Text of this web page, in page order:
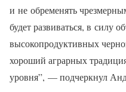
и не обременять
будет развиваться, в силу
высокопродуктивных
хороший аграрных
уровня”, — подчеркнул